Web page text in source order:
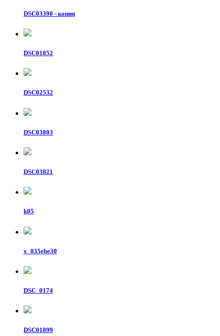
DSC03390 - копия
DSC01852
DSC02532
DSC03803
DSC03821
k05
x_035ebe30
DSC_0174
DSC01899